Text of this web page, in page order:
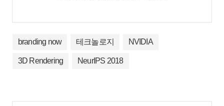
branding now 테크놀로지 NVIDIA
3D Rendering NeurIPS 2018